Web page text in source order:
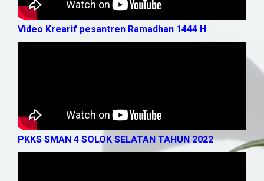
Video Krearif pesantren Ramadhan 1444 H
PKKS SMAN 4 SOLOK SELATAN TAHUN 2022